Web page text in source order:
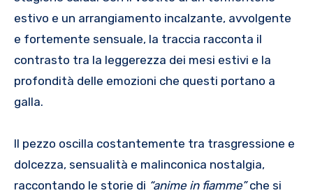
estivo e un arrangiamento incalzante, avvolgente
e fortemente sensuale, la traccia racconta il
contrasto tra la leggerezza dei mesi estivi e la
profondità delle emozioni che questi portano a
galla.
Il pezzo oscilla costantemente tra trasgressione e
dolcezza, sensualità e malinconica nostalgia,
raccontando le storie di “anime in fiamme”che si